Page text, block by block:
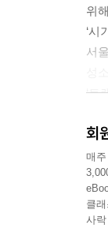
위
‘
서
‘트
있
한
선
나
회
매
클
사